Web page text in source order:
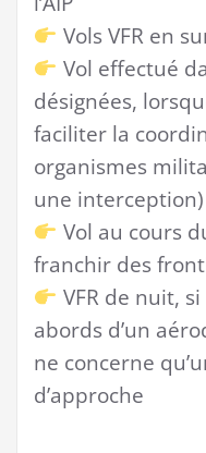
Vols VFR en
Vol effectué
désignées,
faciliter la
organismes
une interception)
Vol au cours
franchir des
VFR de nuit,
abords d’un
ne concerne
d’approche